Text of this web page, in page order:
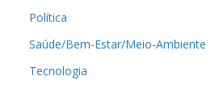
Política
Saúde/Bem-Estar/Meio-Ambiente
Tecnologia